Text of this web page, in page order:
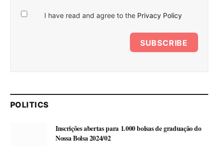
I have read and agree to the Privacy Policy
SUBSCRIBE
POLITICS
Inscrições abertas para 1.000 bolsas de graduação do
Nossa Bolsa 2024/02